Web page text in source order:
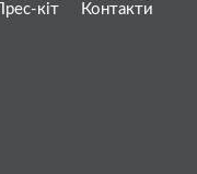
Прес-кіт
Контакти